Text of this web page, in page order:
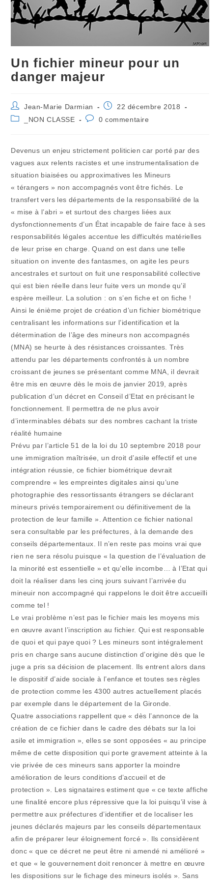
Un fichier mineur pour un
danger majeur
Auteur/autrice
de
la
Jean-Marie Darmian
Publication
22 décembre 2018
Post
_NON CLASSE
Commentaires
0 commentaire
Devenus un enjeu strictement politicien car porté par des
vagues aux relents racistes et une instrumentalisation de
situation biaisées ou approximatives les Mineurs
« térangers » non accompagnés vont être fichés. Le
transfert vers les départements de la responsabilité de la
« mise à l’abri » et surtout des charges liées aux
dysfonctionnements d’un État incapable de faire face à ses
responsabilités légales accentue les difficultés matérielles
de leur prise en charge. Quand on est dans une telle
situation on invente des fantasmes, on agite les peurs
ancestrales et surtout on fuit une responsabilité collective
qui est bien réelle dans leur fuite vers un monde qu’il
espère meilleur. La solution : on s’en fiche et on fiche !
Ainsi le énième projet de création d’un fichier biométrique
centralisant les informations sur l’identification et la
détermination de l’âge des mineurs non accompagnés
(MNA) se heurte à des résistances croissantes. Très
attendu par les départements confrontés à un nombre
croissant de jeunes se présentant comme MNA, il devrait
être mis en œuvre dès le mois de janvier 2019, après
publication d’un décret en Conseil d’Etat en précisant le
fonctionnement. Il permettra de ne plus avoir
d’interminables débats sur des nombres cachant la triste
réalité humaine
Prévu par l’article 51 de la loi du 10 septembre 2018 pour
une immigration maîtrisée, un droit d’asile effectif et une
intégration réussie, ce fichier biométrique devrait
comprendre « les empreintes digitales ainsi qu’une
photographie des ressortissants étrangers se déclarant
mineurs privés temporairement ou définitivement de la
protection de leur famille ». Attention ce fichier national
sera consultable par les préfectures, à la demande des
conseils départementaux. Il n’en reste pas moins vrai que
rien ne sera résolu puisque « la question de l’évaluation de
la minorité est essentielle » et qu’elle incombe… à l’Etat qui
doit la réaliser dans les cinq jours suivant l’arrivée du
mineuir non accompagné qui rappelons le doit être accueilli
comme tel !
Le vrai problème n’est pas le fichier mais les moyens mis
en œuvre avant l’inscription au fichier. Qui est responsable
de quoi et qui paye quoi ? Les mineurs sont intégralement
pris en charge sans aucune distinction d’origine dès que le
juge a pris sa décision de placement. Ils entrent alors dans
le dispositif d’aide sociale à l’enfance et toutes ses règles
de protection comme les 4300 autres actuellement placés
par exemple dans le département de la Gironde.
Quatre associations rappellent que « dès l’annonce de la
création de ce fichier dans le cadre des débats sur la loi
asile et immigration », elles se sont opposées « au principe
même de cette disposition qui porte gravement atteinte à la
vie privée de ces mineurs sans apporter la moindre
amélioration de leurs conditions d’accueil et de
protection ». Les signataires estiment que « ce texte affiche
une finalité encore plus répressive que la loi puisqu’il vise à
permettre aux préfectures d’identifier et de localiser les
jeunes déclarés majeurs par les conseils départementaux
afin de préparer leur éloignement forcé ». Ils considèrent
donc « que ce décret ne peut être ni amendé ni amélioré »
et que « le gouvernement doit renoncer à mettre en œuvre
les dispositions sur le fichage des mineurs isolés ». Sans